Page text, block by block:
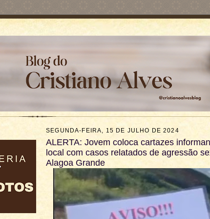
SEGUNDA-FEIRA, 15 DE JULHO DE 2024
ALERTA: Jovem coloca cartazes
local com casos relatados de agressão
Alagoa Grande